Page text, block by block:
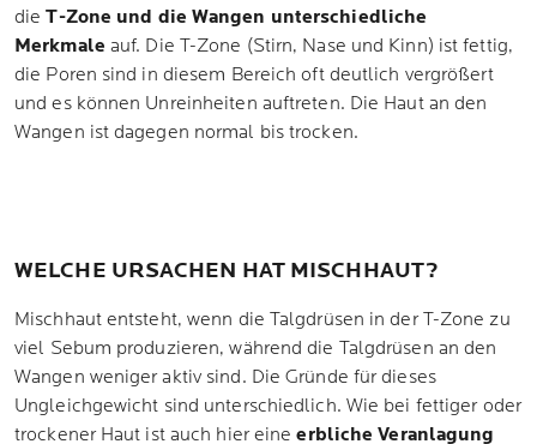
die T-Zone und die Wangen unterschiedliche
Merkmale auf. Die T-Zone (Stirn, Nase und Kinn) ist fettig,
die Poren sind in diesem Bereich oft deutlich vergrößert
und es können Unreinheiten auftreten. Die Haut an den
Wangen ist dagegen normal bis trocken.
WELCHE URSACHEN HAT MISCHHAUT?
Mischhaut entsteht, wenn die Talgdrüsen in der T-Zone zu
viel Sebum produzieren, während die Talgdrüsen an den
Wangen weniger aktiv sind. Die Gründe für dieses
Ungleichgewicht sind unterschiedlich. Wie bei fettiger oder
trockener Haut ist auch hier eineerbliche Veranlagung